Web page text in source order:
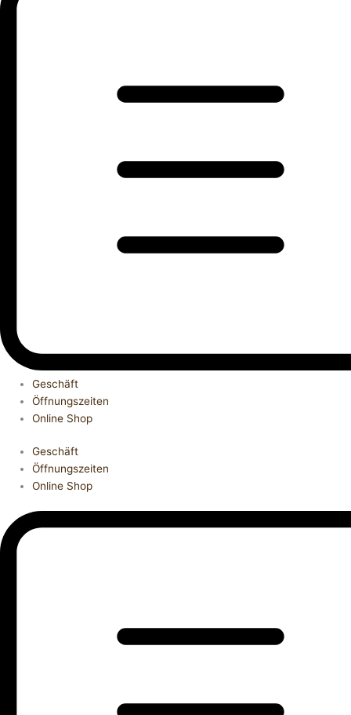
Geschäft
Öffnungszeiten
Online Shop
Geschäft
Öffnungszeiten
Online Shop